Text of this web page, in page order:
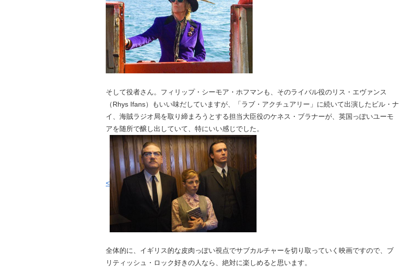
そして役者さん。フィリップ・シーモア・ホフマンも、そのライバル役のリス・エヴァンス
（Rhys Ifans）もいい味だしていますが、「ラブ・アクチュアリー」に続いて出演したビル・ナ
イ、海賊ラジオ局を取り締まろうとする担当大臣役のケネス・ブラナーが、英国っぽいユーモ
アを随所で醸し出していて、特にいい感じでした。
<
全体的に、イギリス的な皮肉っぽい視点でサブカルチャーを切り取っていく映画ですので、ブ
リティッシュ・ロック好きの人なら、絶対に楽しめると思います。